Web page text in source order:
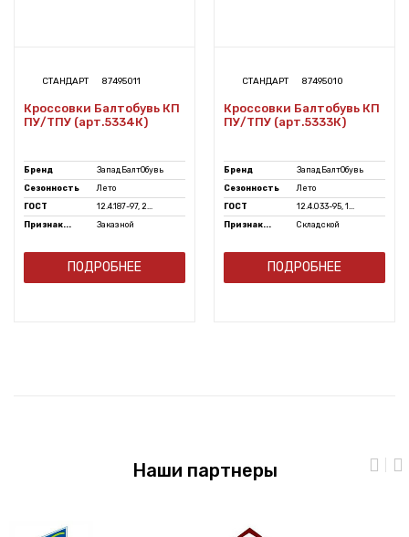
СТАНДАРТ 87495011
Кроссовки Балтобувь КП
ПУ/ТПУ (арт.5334К)
Бренд
ЗападБалтОбувь
Сезонность
Лето
ГОСТ
12.4.187-97, 2...
Признак...
Заказной
ПОДРОБНЕЕ
СТАНДАРТ 87495010
Кроссовки Балтобувь КП
ПУ/ТПУ (арт.5333К)
Бренд
ЗападБалтОбувь
Сезонность
Лето
ГОСТ
12.4.033-95, 1...
Признак...
Складской
ПОДРОБНЕЕ
Наши партнеры